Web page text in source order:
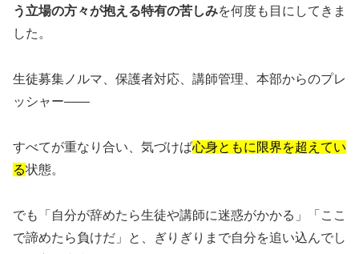
う立場の方々が抱える特有の苦しみを何度も目にしてきま
した。
生徒募集ノルマ、保護者対応、講師管理、本部からのプレ
ッシャー——
すべてが重なり合い、気づけば心身ともに限界を超えてい
る状態。
でも「自分が辞めたら生徒や講師に迷惑がかかる」「ここ
で諦めたら負けだ」と、ぎりぎりまで自分を追い込んでし